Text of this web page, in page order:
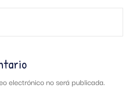
electrónico no será publicada.